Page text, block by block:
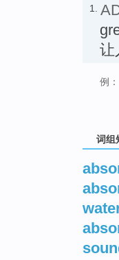
1.
让
例：
词组